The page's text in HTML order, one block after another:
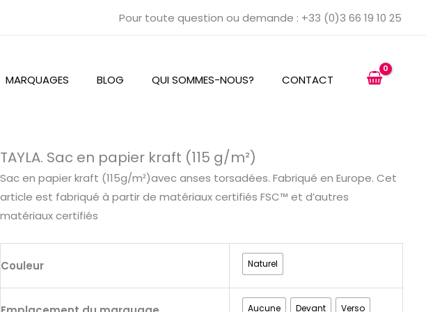
Pour toute question ou demande : +33 (0)3 66 19 10 25
MARQUAGES BLOG QUI SOMMES-NOUS? CONTACT
TAYLA. Sac en papier kraft (115 g/m²)
Sac en papier kraft (115g/m²)avec anses torsadées. Fabriqué en Europe. Cet
article est fabriqué à partir de matériaux certifiés FSC™ et d’autres
matériaux certifiés
Couleur Naturel
Aucune Devant Verso
quantité
TAYLA.
papier
kraft